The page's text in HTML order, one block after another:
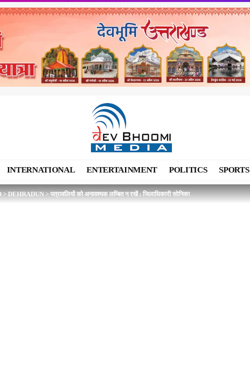
INTERNATIONAL ENTERTAINMENT POLITICS SPORTS
>DEHRADUN>पत्रावलियों को अनावश्यक लम्बित न रखें : जिलाधिकारी सोनिका